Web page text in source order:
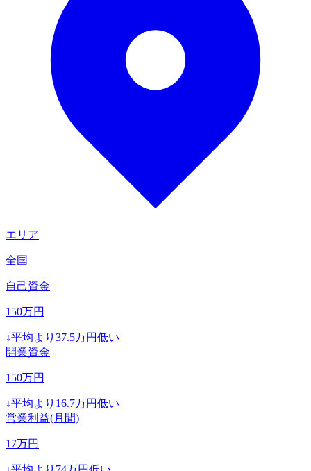
エリア
全国
自己資金
150万円
↓平均より 37.5万円低い
開業資金
150万円
↓平均より 16.7万円低い
営業利益(月間)
17万円